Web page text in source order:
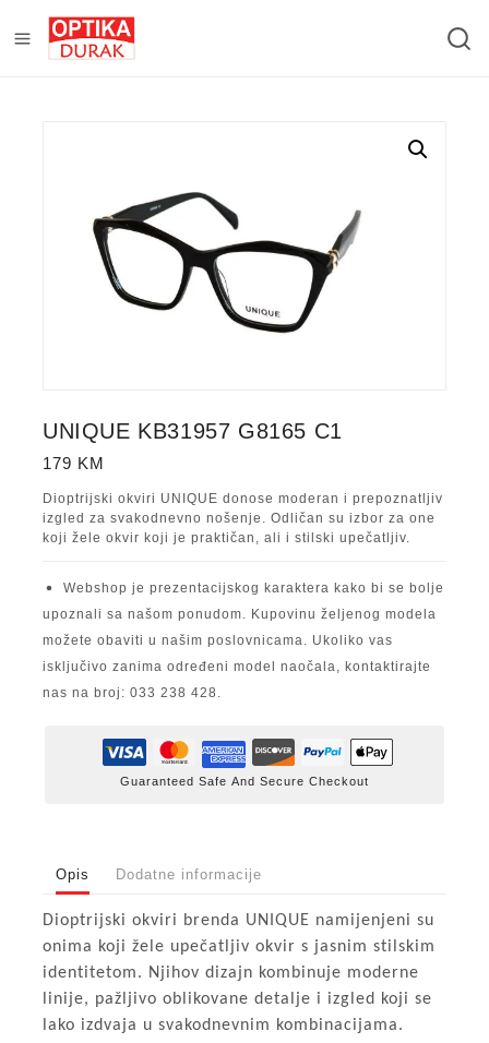
UNIQUE KB31957 G8165 C1
179 KM
Dioptrijski okviri UNIQUE donose moderan i prepoznatljiv
izgled za svakodnevno nošenje. Odličan su izbor za one
koji žele okvir koji je praktičan, ali i stilski upečatljiv.
Webshop je prezentacijskog karaktera kako bi se bolje
upoznali sa našom ponudom. Kupovinu željenog modela
možete obaviti u našim poslovnicama. Ukoliko vas
isključivo zanima određeni model naočala, kontaktirajte
nas na broj: 033 238 428.
Guaranteed Safe And Secure Checkout
Opis Dodatne informacije
Dioptrijski okviri brenda UNIQUE namijenjeni su
onima koji žele upečatljiv okvir s jasnim stilskim
identitetom. Njihov dizajn kombinuje moderne
linije, pažljivo oblikovane detalje i izgled koji se
lako izdvaja u svakodnevnim kombinacijama.